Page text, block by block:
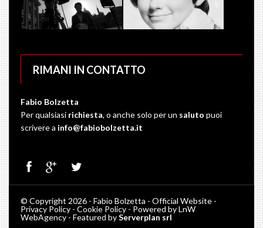
RIMANI IN CONTATTO
Fabio Bolzetta
Per qualsiasi richiesta, o anche solo per un saluto puoi
scrivere a info@fabiobolzetta.it
© Copyright 2026 - Fabio Bolzetta - Official Website -
Privacy Policy - Cookie Policy - Powered byLnW
WebAgency - Featured byServerplan srl